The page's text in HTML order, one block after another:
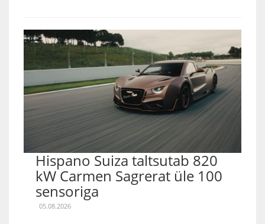
Hispano Suiza taltsutab 820
kW Carmen Sagrerat üle 100
sensoriga
05.08.2026